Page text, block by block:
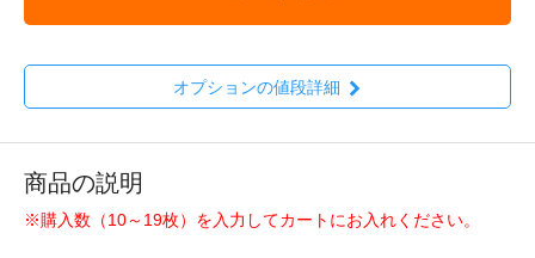
オプションの値段詳細
商品の説明
※購入数（10～19枚）を入力してカートにお入れください。